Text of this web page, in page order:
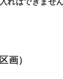
画）